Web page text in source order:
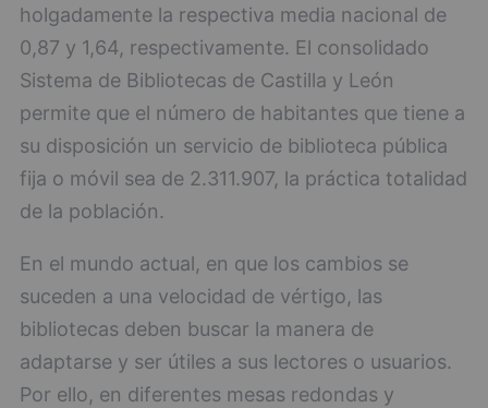
holgadamente la respectiva media nacional de
0,87 y 1,64, respectivamente. El consolidado
Sistema de Bibliotecas de Castilla y León
permite que el número de habitantes que tiene a
su disposición un servicio de biblioteca pública
fija o móvil sea de 2.311.907, la práctica totalidad
de la población.
En el mundo actual, en que los cambios se
suceden a una velocidad de vértigo, las
bibliotecas deben buscar la manera de
adaptarse y ser útiles a sus lectores o usuarios.
Por ello, en diferentes mesas redondas y